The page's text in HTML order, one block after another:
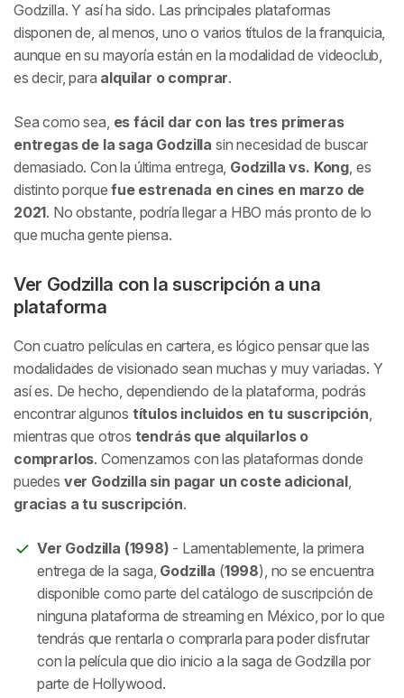
Godzilla. Y así ha sido. Las principales plataformas
disponen de, al menos, uno o varios títulos de la franquicia,
aunque en su mayoría están en la modalidad de videoclub,
es decir, para alquilar o comprar.
Sea como sea, es fácil dar con las tres primeras
entregas de la saga Godzilla sin necesidad de buscar
demasiado. Con la última entrega, Godzilla vs. Kong, es
distinto porquefue estrenada en cines en marzo de
2021. No obstante, podría llegar a HBO más pronto de lo
que mucha gente piensa.
Ver Godzilla con la suscripción a una
plataforma
Con cuatro películas en cartera, es lógico pensar que las
modalidades de visionado sean muchas y muy variadas. Y
así es. De hecho, dependiendo de la plataforma, podrás
encontrar algunos títulos incluidos en tu suscripción
mientras que otros tendrás que alquilarlos o
comprarlos. Comenzamos con las plataformas donde
puedes ver Godzilla sin pagar un coste adicional,
gracias a tu suscripción.
Ver Godzilla (1998) - Lamentablemente, la primera
entrega de la saga, Godzilla (1998), no se encuentra
disponible como parte del catálogo de suscripción de
ninguna plataforma de streaming en México, por lo que
tendrás que rentarla o comprarla para poder disfrutar
con la película que dio inicio a la saga de Godzilla por
parte de Hollywood.